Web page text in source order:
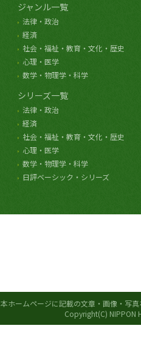
ジャンル一覧
法律・政治
経済
社会・福祉・教育・文化・歴史
心理・医学
数学・物理学・科学
シリーズ一覧
法律・政治
経済
社会・福祉・教育・文化・歴史
心理・医学
数学・物理学・科学
日評ベーシック・シリーズ
本ホームページに記載の文章・画像・写
Copyright(C) NIPPON